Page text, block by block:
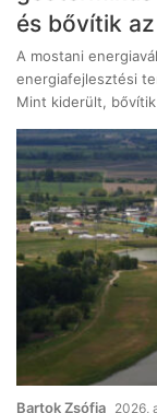
és bővítik
A mostani
energiafejlesztési
Mint kiderült,
Bartok Zsófia 2026,